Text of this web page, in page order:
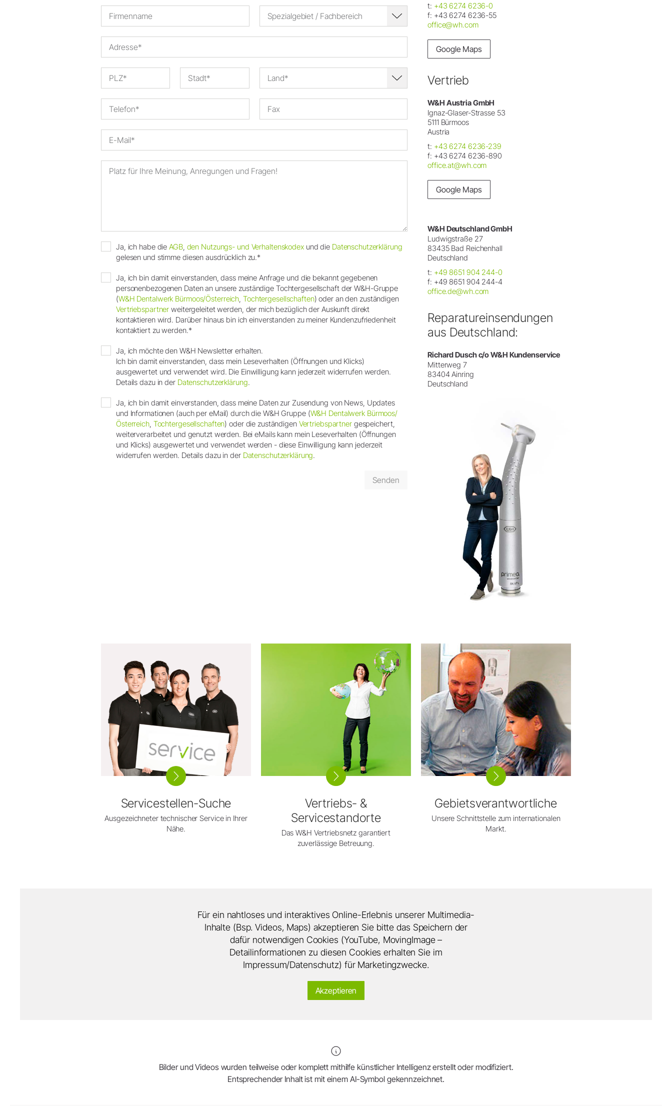
Zubehör
Systemübersicht
Prophylaxe & Parodontologie
Luftscaler
Piezo Scaler Spitzen
Piezo Scaler
Kabellose Antriebe
Hand- & Winkelstücke
Systemübersicht
Dentallabor
Hand- & Winkelstücke
Mobiliar
Systemübersicht
Shop
Entsorgungsrichtlinien
Spezialgebiet / Fachbereich
Land*
Ja, ich habe dieAGB, den Nutzungs- und Verhaltenskodexund die Datenschutzerklärung
gelesen und stimme diesen ausdrücklich zu.*
Ja, ich bin damit einverstanden, dass meine Anfrage und die bekannt gegebenen
personenbezogenen Daten an unsere zuständige Tochtergesellschaft der W&H-Gruppe
(W&H Dentalwerk Bürmoos/Österreich, Tochtergesellschaften) oder an den zuständigen
Vertriebspartner weitergeleitet werden, der mich bezüglich der Auskunft direkt
kontaktieren wird. Darüber hinaus bin ich einverstanden zu meiner Kundenzufriedenheit
kontaktiert zu werden.*
Ja, ich möchte den W&H Newsletter erhalten.
Ich bin damit einverstanden, dass mein Leseverhalten (Öffnungen und Klicks)
ausgewertet und verwendet wird. Die Einwilligung kann jederzeit widerrufen werden.
Details dazu in der Datenschutzerklärung.
Ja, ich bin damit einverstanden, dass meine Daten zur Zusendung von News, Updates
und Informationen (auch per eMail) durch die W&H Gruppe (W&H Dentalwerk Bürmoos/
Österreich, Tochtergesellschaften) oder die zuständigen Vertriebspartnergespeichert,
weiterverarbeitet und genutzt werden. Bei eMails kann mein Leseverhalten (Öffnungen
und Klicks) ausgewertet und verwendet werden - diese Einwilligung kann jederzeit
widerrufen werden. Details dazu in der Datenschutzerklärung.
t: +43 6274 6236-0
f: +43 6274 6236-55
office@wh.com
Google Maps
Vertrieb
W&H Austria GmbH
Ignaz-Glaser-Strasse 53
5111 Bürmoos
Austria
t: +43 6274 6236-239
f: +43 6274 6236-890
office.at@wh.com
Google Maps
W&H Deutschland GmbH
Ludwigstraße 27
83435 Bad Reichenhall
Deutschland
t: +49 8651 904 244-0
f: +49 8651 904 244-4
office.de@wh.com
Reparatureinsendungen
aus Deutschland:
Richard Dusch c/o W&H Kundenservice
Mitterweg 7
83404 Ainring
Deutschland
Servicestellen-Suche
Ausgezeichneter technischer Service in Ihrer
Nähe.
Vertriebs- &
Servicestandorte
Das W&H Vertriebsnetz garantiert
zuverlässige Betreuung.
Gebietsverantwortliche
Unsere Schnittstelle zum internationalen
Markt.
Für ein nahtloses und interaktives Online-Erlebnis unserer Multimedia-
Inhalte (Bsp. Videos, Maps) akzeptieren Sie bitte das Speichern der
dafür notwendigen Cookies (YouTube, MovingImage –
Detailinformationen zu diesen Cookies erhalten Sie im
Impressum/Datenschutz) für Marketingzwecke.
Akzeptieren
Bilder und Videos wurden teilweise oder komplett mithilfe künstlicher Intelligenz erstellt oder modifiziert.
Entsprechender Inhalt ist mit einem AI-Symbol gekennzeichnet.